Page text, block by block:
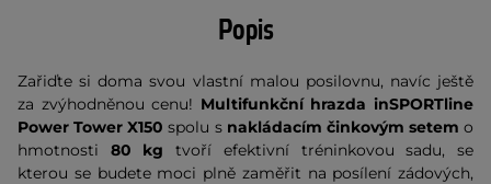
Popis
Zařiďte si doma svou vlastní malou posilovnu, navíc ještě
za zvýhodněnou cenu! Multifunkční hrazda inSPORTline
Power Tower X150spolu s nakládacím činkovým setem o
hmotnosti 80 kg tvoří efektivní tréninkovou sadu, se
kterou se budete moci plně zaměřit na posílení zádových,